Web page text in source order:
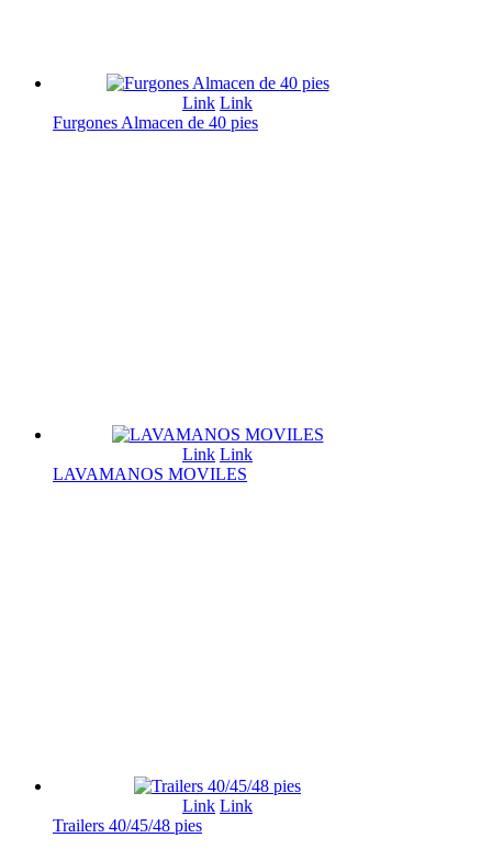
Link Link
Furgones Almacen de 40 pies
Link Link
LAVAMANOS MOVILES
Link Link
Trailers 40/45/48 pies